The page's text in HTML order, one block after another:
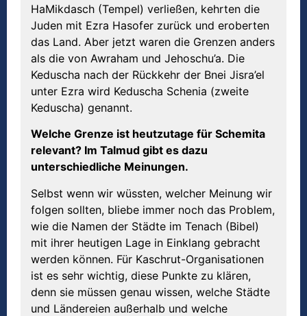
HaMikdasch (Tempel) verließen, kehrten die
Juden mit Ezra Hasofer zurück und eroberten
das Land. Aber jetzt waren die Grenzen anders
als die von Awraham und Jehoschu’a. Die
Keduscha nach der Rückkehr der Bnei Jisra’el
unter Ezra wird Keduscha Schenia (zweite
Keduscha) genannt.
Welche Grenze ist heutzutage für Schemita
relevant? Im Talmud gibt es dazu
unterschiedliche Meinungen.
Selbst wenn wir wüssten, welcher Meinung wir
folgen sollten, bliebe immer noch das Problem,
wie die Namen der Städte im Tenach (Bibel)
mit ihrer heutigen Lage in Einklang gebracht
werden können. Für Kaschrut-Organisationen
ist es sehr wichtig, diese Punkte zu klären,
denn sie müssen genau wissen, welche Städte
und Ländereien außerhalb und welche